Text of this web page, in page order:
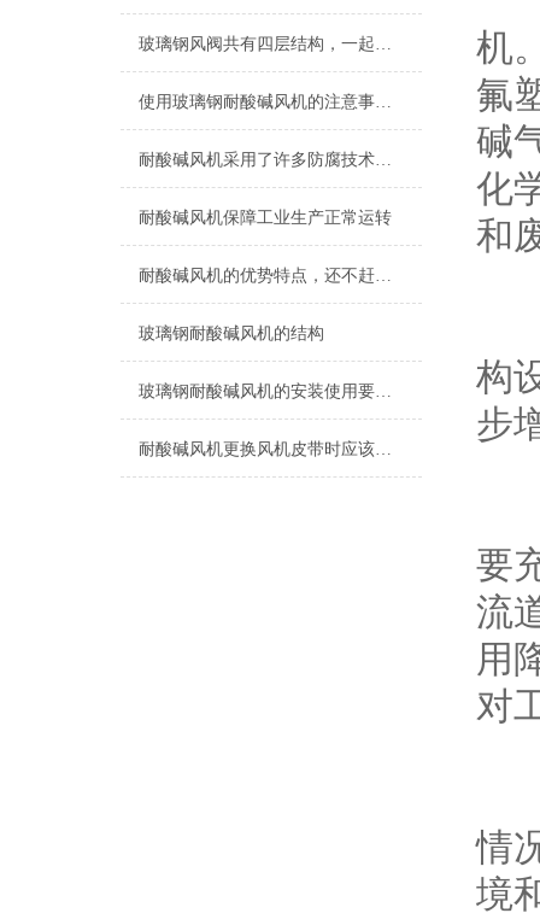
玻璃钢风阀共有四层结构，一起来了解下吧
使用玻璃钢耐酸碱风机的注意事项有哪些？
耐酸碱风机采用了许多防腐技术和特殊的涂层处理
耐酸碱风机保障工业生产正常运转
耐酸碱风机的优势特点，还不赶紧来瞧一瞧
玻璃钢耐酸碱风机的结构
玻璃钢耐酸碱风机的安装使用要点有哪些？
耐酸碱风机更换风机皮带时应该注意什么呢？
机
氟
碱
化
和
构
步
要
流
用
对
情
境